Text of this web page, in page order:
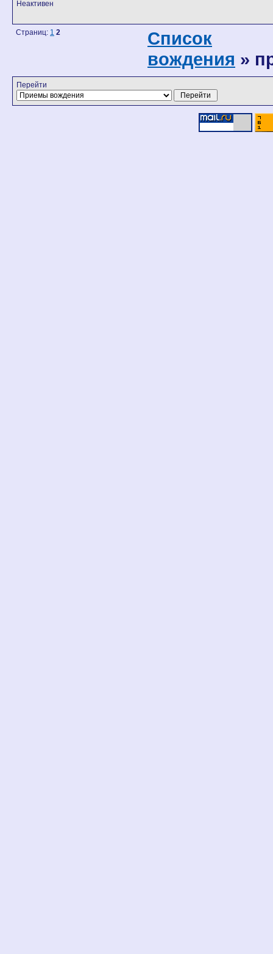
Неактивен
Страниц: 1 2 Список
вождения »
Перейти